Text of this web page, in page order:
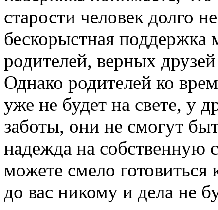
старости человек долго
бескорыстная поддержка
родителей, верных
Однако родителей ко
уже не будет на свете, у
заботы, они не смогут
надежда на собственную
можете смело
до вас никому и дела не